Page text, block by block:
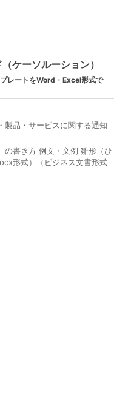
ケーソルーション）
レートをWord・Excel形式で
品・サービスに関する通知
の書き方 例文・文例 雛形（ひ
形式）（ビジネス文書形式